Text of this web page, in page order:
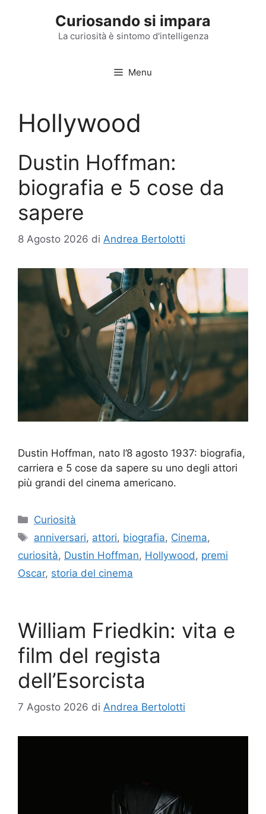
Curiosando si impara
La curiosità è sintomo d'intelligenza
Menu
Hollywood
Dustin Hoffman:
biografia e 5 cose da
sapere
8 Agosto 2026 di Andrea Bertolotti
Dustin Hoffman, nato l’8 agosto 1937: biografia,
carriera e 5 cose da sapere su uno degli attori
più grandi del cinema americano.
Categorie
Curiosità
Tag
anniversari, attori, biografia, Cinema,
curiosità, Dustin Hoffman, Hollywood, premi
Oscar, storia del cinema
William Friedkin: vita e
film del regista
dell’Esorcista
7 Agosto 2026 di Andrea Bertolotti